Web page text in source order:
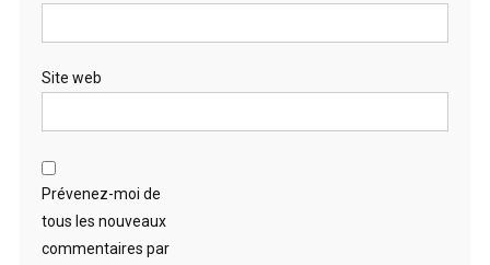
Site web
Prévenez-moi de
tous les nouveaux
commentaires par